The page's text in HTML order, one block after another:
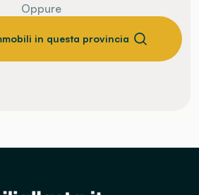
Oppure
in questa provincia